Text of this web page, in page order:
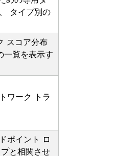
タイプ別の
スコア分布
一覧を表示す
ワーク トラ
ポイント ロ
と相関させ